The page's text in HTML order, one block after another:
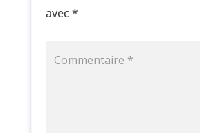
avec *